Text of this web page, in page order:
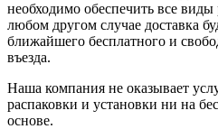
необходимо обеспечить все
любом другом случае доставка
ближайшего бесплатного и
въезда.
Наша компания не оказывает
распаковки и установки ни на
основе.